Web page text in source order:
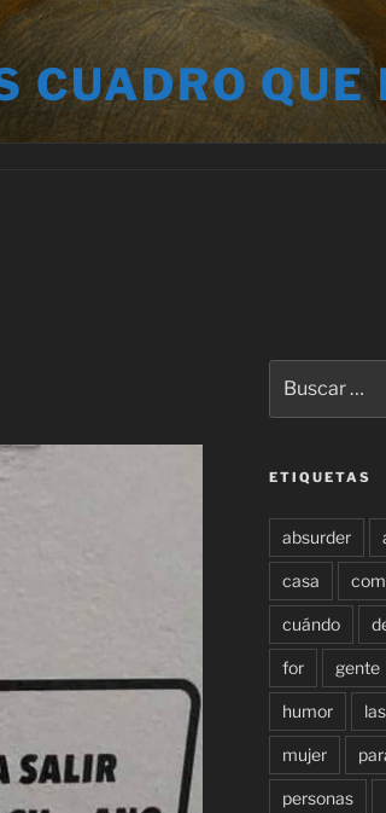
CUADRO QUE
por:
ETIQUETAS
absurder
casa
cuándo
for gente
humor las
mujer
personas